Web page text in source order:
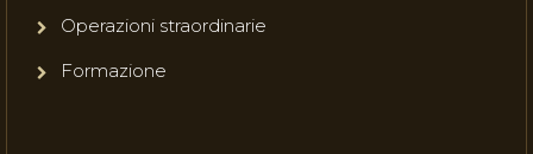
Operazioni straordinarie
Formazione